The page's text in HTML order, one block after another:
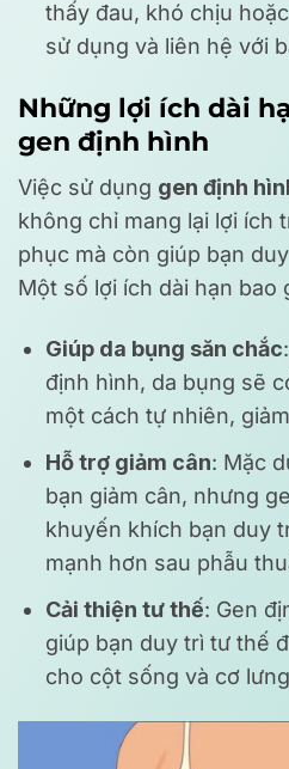
thấy đau, khó chịu
sử dụng và liên hệ với
Những lợi ích dài
gen định hình
Việc sử dụng gen định
không chỉ mang lại lợi ích
phục mà còn giúp bạn
Một số lợi ích dài hạn bao
Giúp da bụng săn chắc
định hình, da bụng sẽ
một cách tự nhiên,
Hỗ trợ giảm cân: Mặc
bạn giảm cân, nhưng
khuyến khích bạn duy
mạnh hơn sau phẫu
Cải thiện tư thế: Gen
giúp bạn duy trì tư thế
cho cột sống và cơ